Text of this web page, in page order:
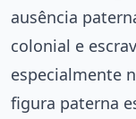
ausência
colonial e
especialmente
figura paterna